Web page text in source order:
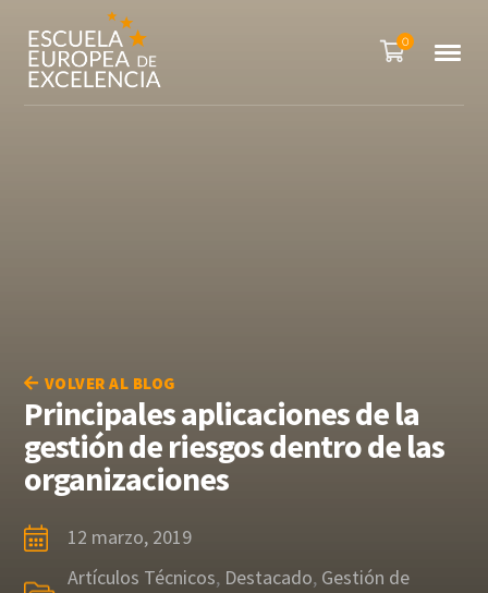
0
VOLVER AL BLOG
Principales aplicaciones de la
gestión de riesgos dentro de las
organizaciones
12 marzo, 2019
Artículos Técnicos, Destacado, Gestión de